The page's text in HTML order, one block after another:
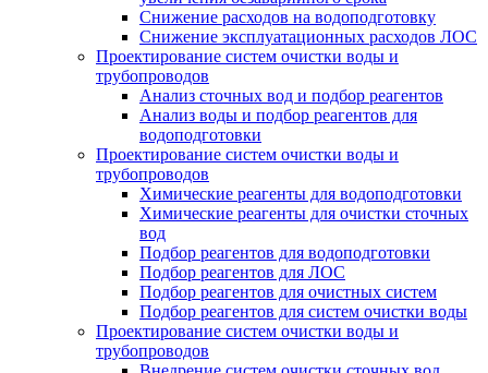
Снижение расходов на водоподготовку
Снижение эксплуатационных расходов ЛОС
Проектирование систем очистки воды и
трубопроводов
Анализ сточных вод и подбор реагентов
Анализ воды и подбор реагентов для
водоподготовки
Проектирование систем очистки воды и
трубопроводов
Химические реагенты для водоподготовки
Химические реагенты для очистки сточных
вод
Подбор реагентов для водоподготовки
Подбор реагентов для ЛОС
Подбор реагентов для очистных систем
Подбор реагентов для систем очистки воды
Проектирование систем очистки воды и
трубопроводов